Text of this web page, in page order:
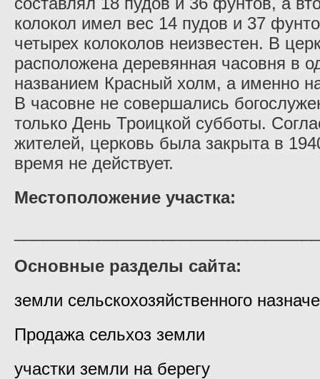
колокол имел вес 14 пудов и 37
четырех колоколов неизвестен. В
расположена деревянная часовня в
названием Красный холм, а именно
В часовне не совершались
только День Троицкой субботы.
жителей, церковь была закрыта в
время не действует.
Местоположение участка:
Основные разделы сайта:
земли сельскохозяйственного
Продажа сельхоз земли
участки земли на берегу